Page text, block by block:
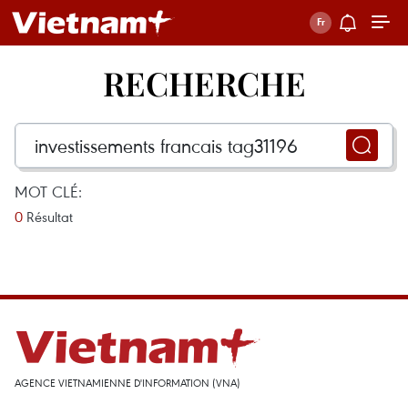
RECHERCHE
MOT CLÉ:
0 Résultat
AGENCE VIETNAMIENNE D'INFORMATION (VNA)